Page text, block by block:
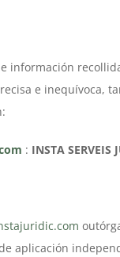
información
e inequívoca,
: INSTA SERVEIS
aplicación